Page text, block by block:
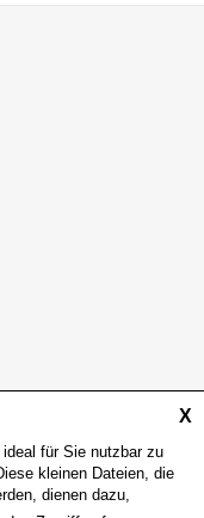
X
für Sie nutzbar zu
kleinen Dateien, die
dienen dazu,